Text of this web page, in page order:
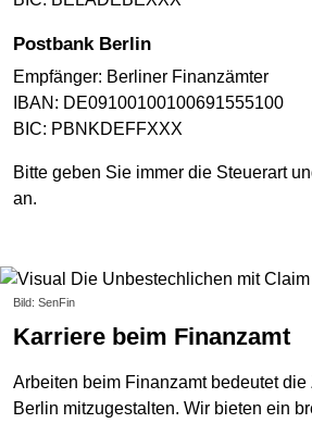
Postbank Berlin
Empfänger: Berliner Finanzämter
IBAN: DE09100100100691555100
BIC: PBNKDEFFXXX
Bitte geben Sie immer die Steuerart
an.
Bild: SenFin
Karriere beim Finanzamt
Arbeiten beim Finanzamt bedeutet die
Berlin mitzugestalten. Wir bieten ein